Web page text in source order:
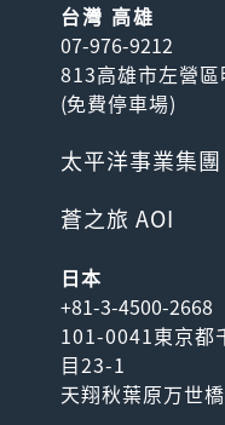
台灣 高雄
07-976-9212
813高雄市左營
(免費停車場)
太平洋事業集團
蒼之旅 AOI
日本
+81-3-4500-2668
101-0041東京都
目23-1
天翔秋葉原万世